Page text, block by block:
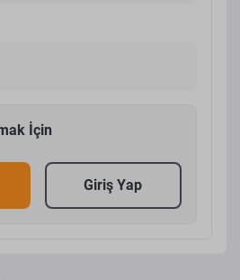
İçin
Giriş Yap